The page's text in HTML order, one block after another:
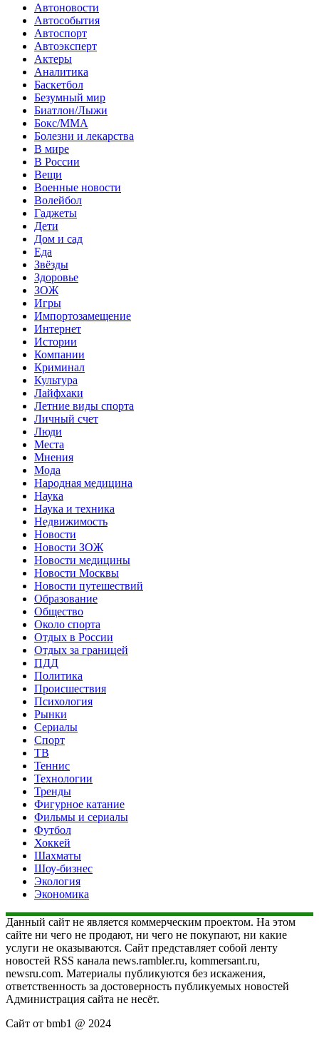
Автоновости
Автособытия
Автоспорт
Автоэксперт
Актеры
Аналитика
Баскетбол
Безумный мир
Биатлон/Лыжи
Бокс/MMA
Болезни и лекарства
В мире
В России
Вещи
Военные новости
Волейбол
Гаджеты
Дети
Дом и сад
Еда
Звёзды
Здоровье
ЗОЖ
Игры
Импортозамещение
Интернет
Истории
Компании
Криминал
Культура
Лайфхаки
Летние виды спорта
Личный счет
Люди
Места
Мнения
Мода
Народная медицина
Наука
Наука и техника
Недвижимость
Новости
Новости ЗОЖ
Новости медицины
Новости Москвы
Новости путешествий
Образование
Общество
Около спорта
Отдых в России
Отдых за границей
ПДД
Политика
Происшествия
Психология
Рынки
Сериалы
Спорт
ТВ
Теннис
Технологии
Тренды
Фигурное катание
Фильмы и сериалы
Футбол
Хоккей
Шахматы
Шоу-бизнес
Экология
Экономика
Данный сайт не является коммерческим проектом. На этом
сайте ни чего не продают, ни чего не покупают, ни какие
услуги не оказываются. Сайт представляет собой ленту
новостей RSS канала news.rambler.ru, kommersant.ru,
newsru.com. Материалы публикуются без искажения,
ответственность за достоверность публикуемых новостей
Администрация сайта не несёт.
Сайт от bmb1 @ 2024